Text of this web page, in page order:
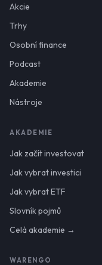
Akcie
Trhy
Osobní finance
Podcast
Akademie
Nástroje
AKADEMIE
Jak začít investovat
Jak vybrat investici
Jak vybrat ETF
Slovník pojmů
Celá akademie →
WARENGO